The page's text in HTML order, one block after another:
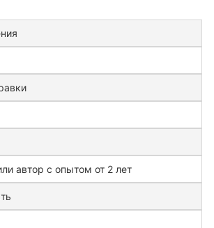
автор с опытом от 2 лет